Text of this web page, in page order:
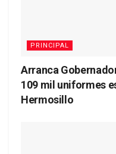
PRINCIPAL
Arranca
109 mil uniformes
Hermosillo